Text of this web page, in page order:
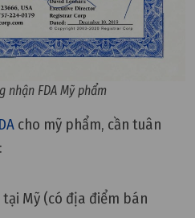
nhận FDA Mỹ phẩm
cho mỹ phẩm, cần tuân
Mỹ (có địa điểm bán